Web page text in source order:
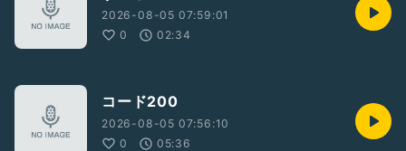
2026-08-05 07:59:01
0
02:34
コード200
2026-08-05 07:56:10
0
05:36